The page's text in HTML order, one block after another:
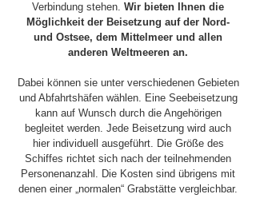
Verbindung stehen. Wir bieten Ihnen die
Möglichkeit der Beisetzung auf der Nord-
und Ostsee, dem Mittelmeer und allen
anderen Weltmeeren an.
Dabei können sie unter verschiedenen Gebieten
und Abfahrtshäfen wählen. Eine Seebeisetzung
kann auf Wunsch durch die Angehörigen
begleitet werden. Jede Beisetzung wird auch
hier individuell ausgeführt. Die Größe des
Schiffes richtet sich nach der teilnehmenden
Personenanzahl. Die Kosten sind übrigens mit
denen einer „normalen“ Grabstätte vergleichbar.